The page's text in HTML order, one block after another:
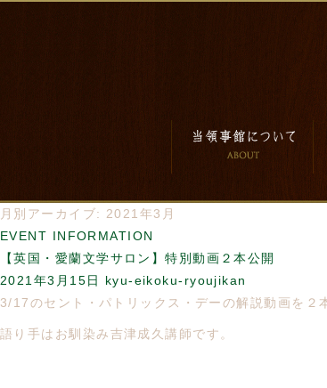
月別アーカイブ: 2021年3月
EVENT INFORMATION
【英国・愛蘭文学サロン】特別動画２本公開
2021年3月15日
kyu-eikoku-ryoujikan
3/17のセント・パトリックス・デーの解説動画を２
語り手はお馴染み吉津成久講師です。